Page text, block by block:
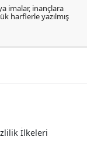
imalar, inançlara
harflerle yazılmış
İlkeleri